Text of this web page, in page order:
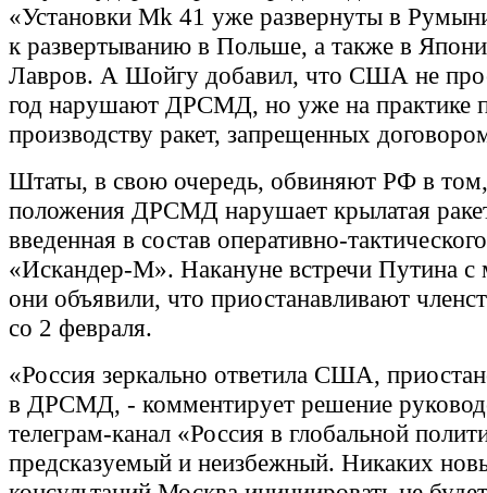
«Установки Mk 41 уже развернуты в
к развертыванию в Польше, а также в
Лавров. А Шойгу добавил, что США не
год нарушают ДРСМД, но уже на практике
производству ракет, запрещенных
Штаты, в свою очередь, обвиняют РФ в
положения ДРСМД нарушает крылатая
введенная в состав оперативно-
«Искандер-М». Накануне встречи Путина с
они объявили, что приостанавливают
со 2 февраля.
«Россия зеркально ответила США,
в ДРСМД, - комментирует решение
телеграм-канал «Россия в глобальной
предсказуемый и неизбежный. Никаких